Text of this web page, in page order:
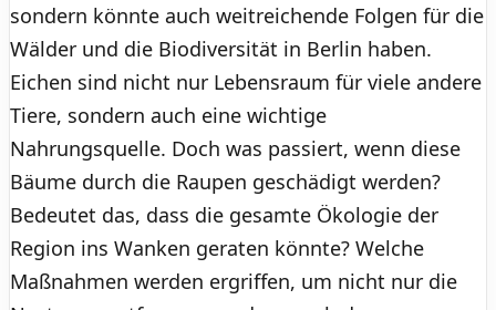
sondern könnte auch weitreichende Folgen für die
Wälder und die Biodiversität in Berlin haben.
Eichen sind nicht nur Lebensraum für viele andere
Tiere, sondern auch eine wichtige
Nahrungsquelle. Doch was passiert, wenn diese
Bäume durch die Raupen geschädigt werden?
Bedeutet das, dass die gesamte Ökologie der
Region ins Wanken geraten könnte? Welche
Maßnahmen werden ergriffen, um nicht nur die